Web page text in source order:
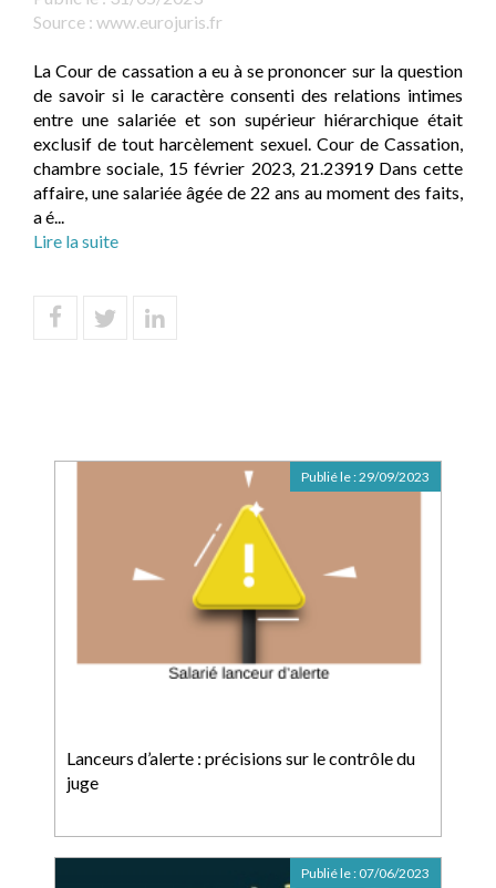
Source : www.eurojuris.fr
La Cour de cassation a eu à se prononcer sur la question
de savoir si le caractère consenti des relations intimes
entre une salariée et son supérieur hiérarchique était
exclusif de tout harcèlement sexuel. Cour de Cassation,
chambre sociale, 15 février 2023, 21.23919 Dans cette
affaire, une salariée âgée de 22 ans au moment des faits,
a é...
Lire la suite
Lanceurs d’alerte : précisions sur le contrôle du
juge
Publié le :29/09/2023
Publié le : 07/06/2023